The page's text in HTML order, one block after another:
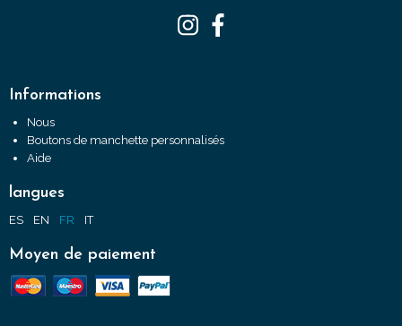
Informations
Nous
Boutons de manchette personnalisés
Aide
langues
ES EN FR IT
Moyen de paiement